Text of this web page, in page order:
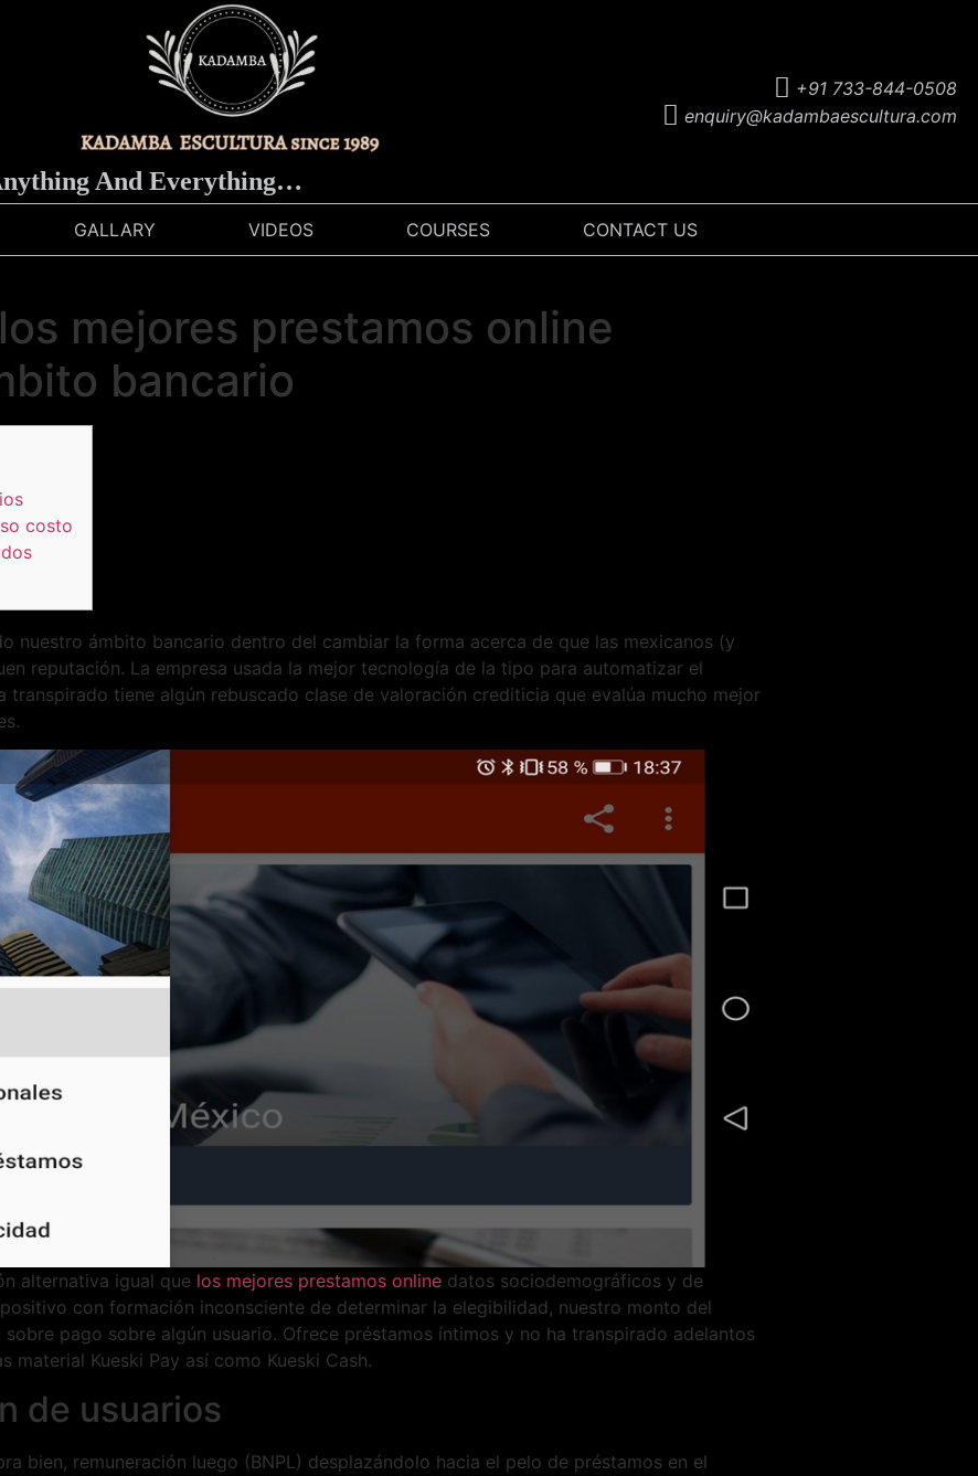
And Everything…
+91 733-844-0508
enquiry@kadambaescultura.com
GALLARY VIDEOS COURSES CONTACT US
mejores prestamos online
bancario
costo
nuestro ámbito bancario dentro del cambiar la forma acerca de que las mexicanos (y
reputación. La empresa usada la mejor tecnología de la tipo para automatizar el
transpirado tiene algún rebuscado clase de valoración crediticia que evalúa mucho mejor
alternativa igual que los mejores prestamos online datos sociodemográficos y de
con formación inconsciente de determinar la elegibilidad, nuestro monto del
pago sobre algún usuario. Ofrece préstamos íntimos y no ha transpirado adelantos
material Kueski Pay así­ como Kueski Cash.
de usuarios
bien, remuneración luego (BNPL) desplazándolo hacia el pelo de préstamos en el